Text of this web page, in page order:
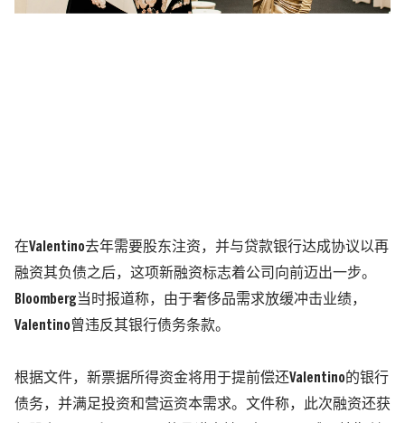
在Valentino去年需要股东注资，并与贷款银行达成协议以再
融资其负债之后，这项新融资标志着公司向前迈出一步。
Bloomberg当时报道称，由于奢侈品需求放缓冲击业绩，
Valentino曾违反其银行债务条款。
根据文件，新票据所得资金将用于提前偿还Valentino的银行
债务，并满足投资和营运资本需求。文件称，此次融资还获